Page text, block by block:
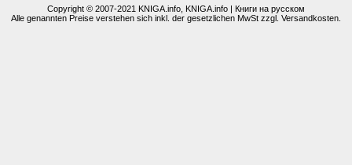
Copyright © 2007-2021 KNIGA.info , KNIGA.info | Книги на русском
Alle genannten Preise verstehen sich inkl. der gesetzlichen MwSt zzgl. Versandkosten.